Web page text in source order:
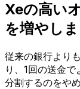
Xeの高い
を増やし
従来の銀行より
り、1回の送金
分割するのをや